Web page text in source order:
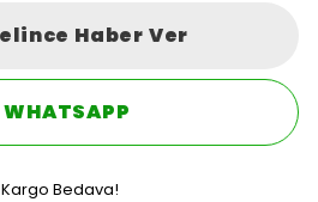
Haber Ver
WHATSAPP
Kargo Bedava!